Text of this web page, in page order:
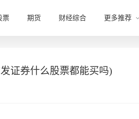
票 期货 财经综合 更多推荐
证券什么股票都能买吗)